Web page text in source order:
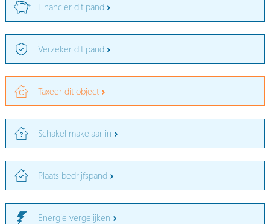
Financier dit pand
Verzeker dit pand
Taxeer dit object
Schakel makelaar in
Plaats bedrijfspand
Energie vergelijken